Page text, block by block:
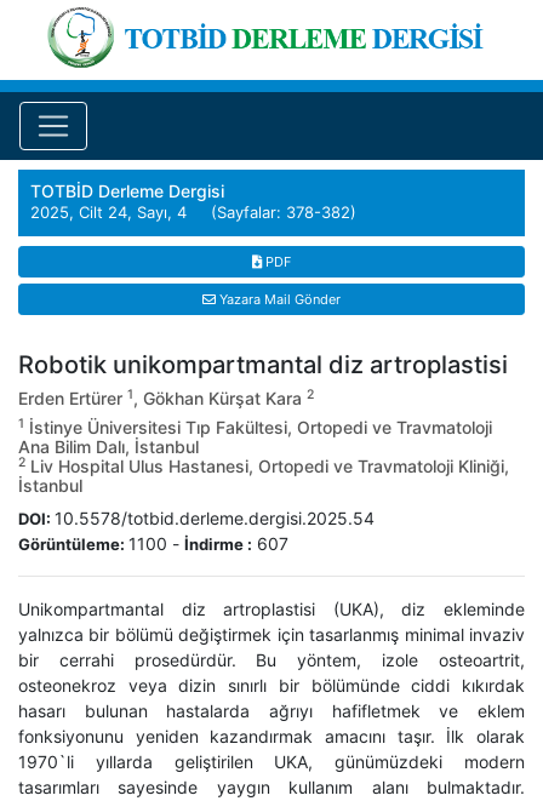
TOTBİD Derleme Dergisi
2025, Cilt 24, Sayı, 4 (Sayfalar: 378-382)
PDF
Yazara Mail Gönder
Robotik unikompartmantal diz artroplastisi
Erden Ertürer 1, Gökhan Kürşat Kara 2
1 İstinye Üniversitesi Tıp Fakültesi, Ortopedi ve Travmatoloji
Ana Bilim Dalı, İstanbul
2 Liv Hospital Ulus Hastanesi, Ortopedi ve Travmatoloji Kliniği,
İstanbul
DOI: 10.5578/totbid.derleme.dergisi.2025.54
Görüntüleme: 1100 - İndirme : 607
Unikompartmantal diz artroplastisi (UKA), diz ekleminde
yalnızca bir bölümü değiştirmek için tasarlanmış minimal invaziv
bir cerrahi prosedürdür. Bu yöntem, izole osteoartrit,
osteonekroz veya dizin sınırlı bir bölümünde ciddi kıkırdak
hasarı bulunan hastalarda ağrıyı hafifletmek ve eklem
fonksiyonunu yeniden kazandırmak amacını taşır. İlk olarak
1970`li yıllarda geliştirilen UKA, günümüzdeki modern
tasarımları sayesinde yaygın kullanım alanı bulmaktadır.